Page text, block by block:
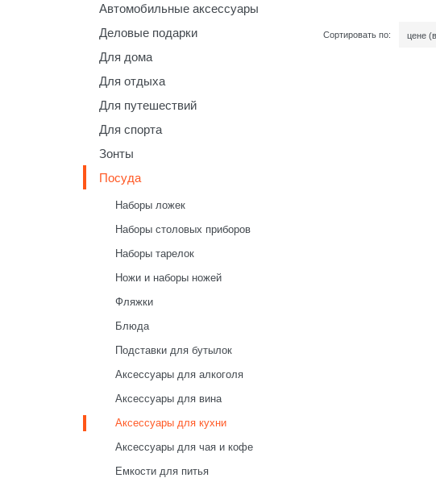
Автомобильные аксессуары
Деловые подарки
Для дома
Для отдыха
Для путешествий
Для спорта
Зонты
Посуда
Наборы ложек
Наборы столовых приборов
Наборы тарелок
Ножи и наборы ножей
Фляжки
Блюда
Подставки для бутылок
Аксессуары для алкоголя
Аксессуары для вина
Аксессуары для кухни
Аксессуары для чая и кофе
Емкости для питья
Сортировать по: цене